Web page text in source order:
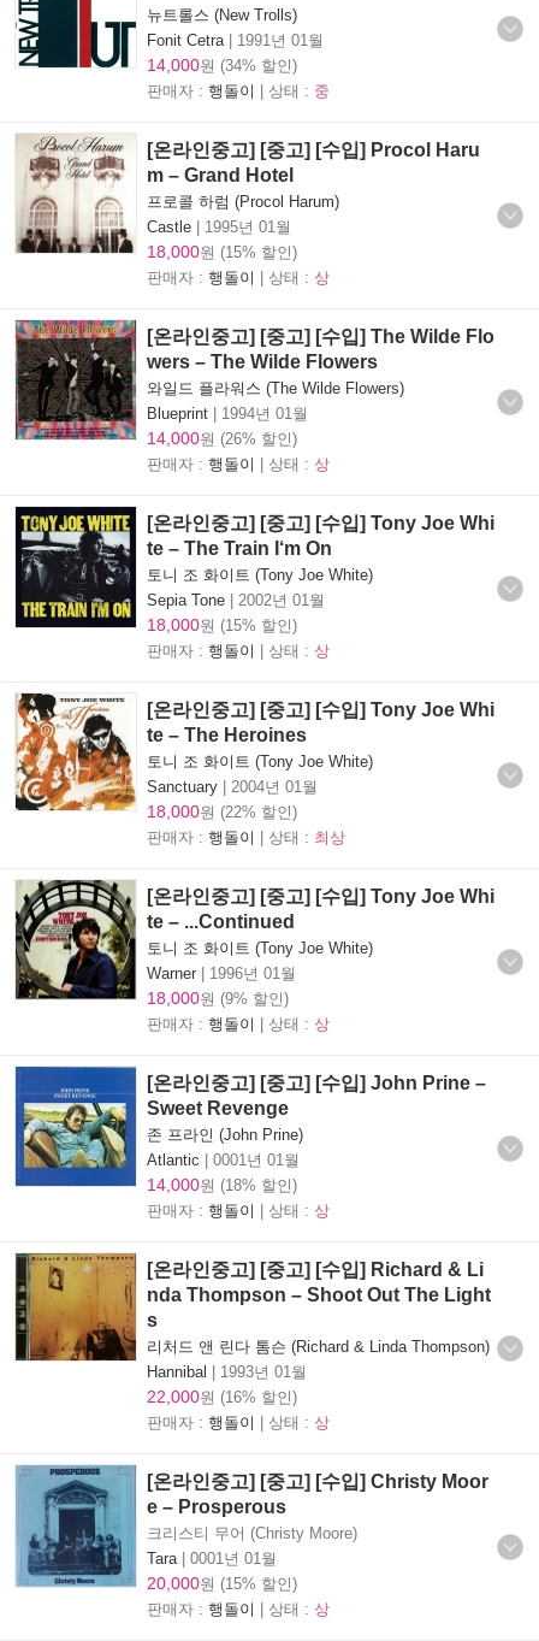
뉴트롤스 (New Trolls)
Fonit Cetra | 1991년 01월
14,000원 (34% 할인)
판매자 : 행돌이 | 상태 : 중
[온라인중고] [중고] [수입] Procol Haru
m – Grand Hotel
프로콜 하럼 (Procol Harum)
Castle | 1995년 01월
18,000원 (15% 할인)
판매자 : 행돌이 | 상태 : 상
[온라인중고] [중고] [수입] The Wilde Flo
wers – The Wilde Flowers
와일드 플라워스 (The Wilde Flowers)
Blueprint | 1994년 01월
14,000원 (26% 할인)
판매자 : 행돌이 | 상태 : 상
[온라인중고] [중고] [수입] Tony Joe Whi
te – The Train I‘m On
토니 조 화이트 (Tony Joe White)
Sepia Tone | 2002년 01월
18,000원 (15% 할인)
판매자 : 행돌이 | 상태 : 상
[온라인중고] [중고] [수입] Tony Joe Whi
te – The Heroines
토니 조 화이트 (Tony Joe White)
Sanctuary | 2004년 01월
18,000원 (22% 할인)
판매자 : 행돌이 | 상태 : 최상
[온라인중고] [중고] [수입] Tony Joe Whi
te – ...Continued
토니 조 화이트 (Tony Joe White)
Warner | 1996년 01월
18,000원 (9% 할인)
판매자 : 행돌이 | 상태 : 상
[온라인중고] [중고] [수입] John Prine –
Sweet Revenge
존 프라인 (John Prine)
Atlantic | 0001년 01월
14,000원 (18% 할인)
판매자 : 행돌이 | 상태 : 상
[온라인중고] [중고] [수입] Richard & Li
nda Thompson – Shoot Out The Light
s
리처드 앤 린다 톰슨 (Richard & Linda Thompson)
Hannibal | 1993년 01월
22,000원 (16% 할인)
판매자 : 행돌이 | 상태 : 상
[온라인중고] [중고] [수입] Christy Moor
e – Prosperous
크리스티 무어 (Christy Moore)
Tara | 0001년 01월
20,000원 (15% 할인)
판매자 : 행돌이 | 상태 : 상